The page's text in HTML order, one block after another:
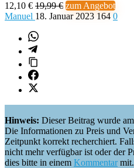
12,10 € 19,99 € zum Angebot
Manuel 18. Januar 2023 164 0
Hinweis: Dieser Beitrag wurde
Die Informationen zu Preis und
Zeitpunkt korrekt recherchiert.
nicht mehr verfügbar ist oder der
dies bitte in einem Kommentarmit.